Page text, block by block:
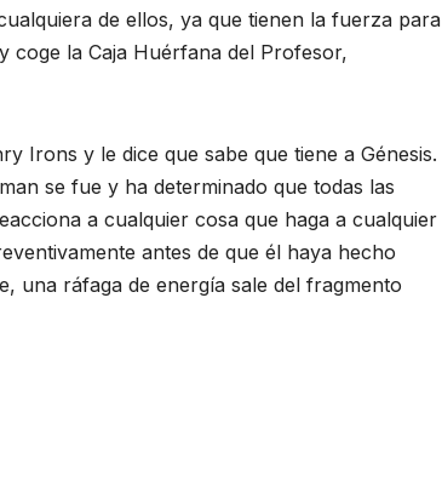
de ellos, ya que tienen la fuerza para
coge la Caja Huérfana del Profesor,
Irons y le dice que sabe que tiene a Génesis.
se fue y ha determinado que todas las
a cualquier cosa que haga a cualquier
antes de que él haya hecho
una ráfaga de energía sale del fragmento